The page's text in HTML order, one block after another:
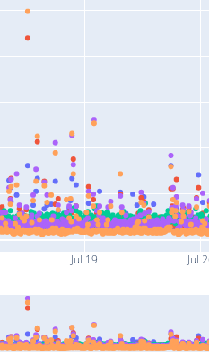
Jul 19 Jul